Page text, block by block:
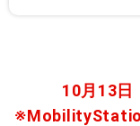
10月13